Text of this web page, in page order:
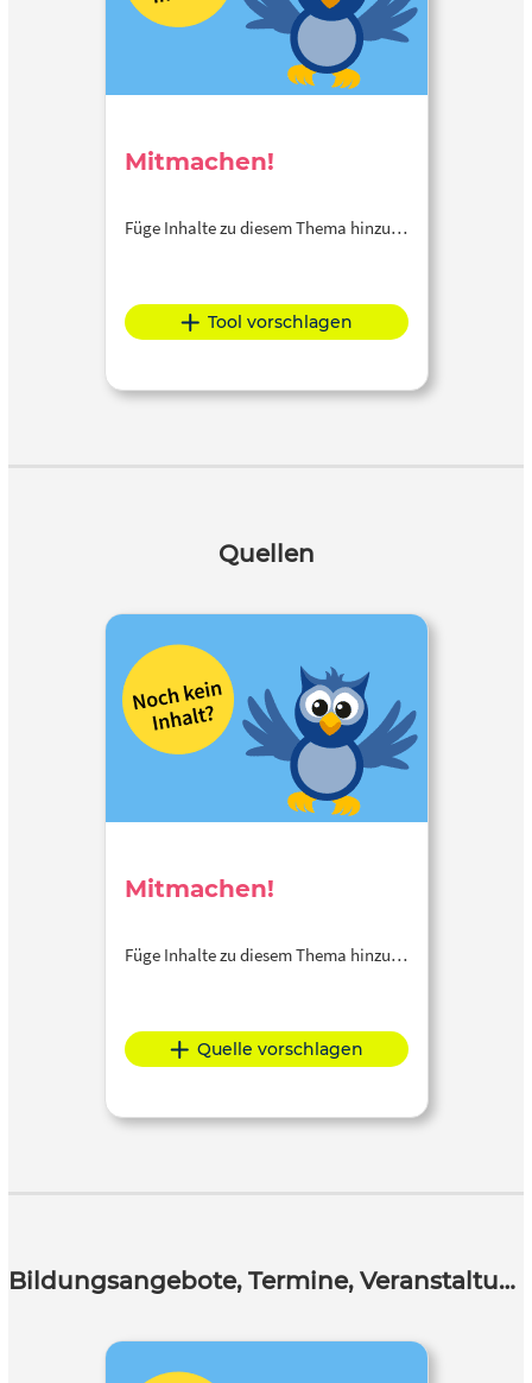
Mitmachen!
Füge Inhalte zu diesem Thema hinzu…
Tool vorschlagen
Quellen
Mitmachen!
Füge Inhalte zu diesem Thema hinzu…
Quelle vorschlagen
Bildungsangebote, Termine, Veranstaltungen